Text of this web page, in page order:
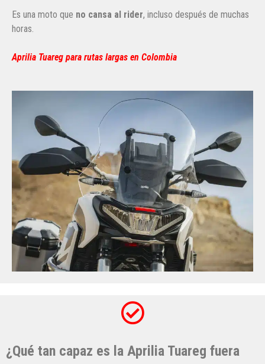
Es una moto que no cansa al rider, incluso después de muchas
horas.
Aprilia Tuareg para rutas largas en Colombia
¿Qué tan capaz es la Aprilia Tuareg fuera